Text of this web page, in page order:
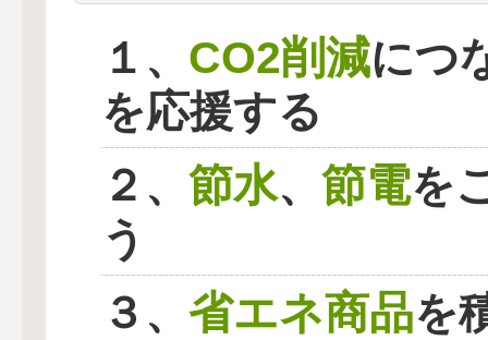
１、 CO2削減につ
を応援する
２、 節水、 節電を
う
３、 省エネ商品を